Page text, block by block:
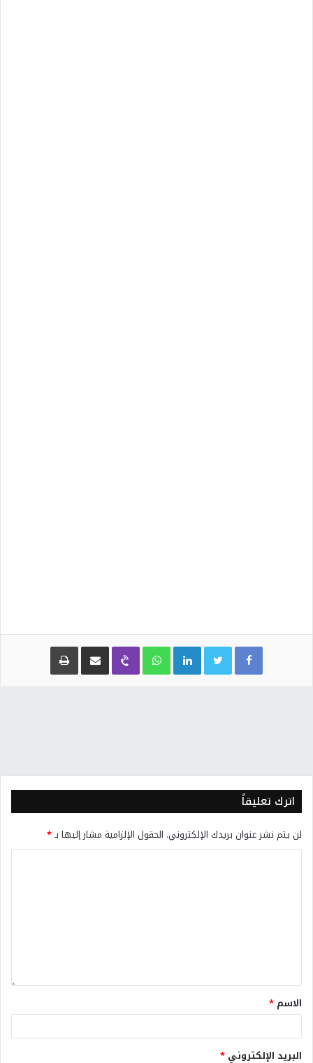
Facebook
Twitter
LinkedIn
WhatsApp
Viber مشاركة عبر البريد طباعة
اترك تعليقاً
لن يتم نشر عنوان بريدك الإلكتروني. الحقول الإلزامية مشار إليها بـ*
الاسم *
البريد الإلكتروني *